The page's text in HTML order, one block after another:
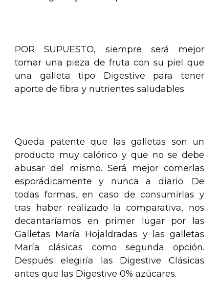
POR SUPUESTO, siempre será mejor
tomar una pieza de fruta con su piel que
una galleta tipo Digestive para tener
aporte de fibra y nutrientes saludables.
Queda patente que las galletas son un
producto muy calórico y que no se debe
abusar del mismo. Será mejor comerlas
esporádicamente y nunca a diario. De
todas formas, en caso de consumirlas y
tras haber realizado la comparativa, nos
decantaríamos en primer lugar por las
Galletas María Hojaldradas y las galletas
María clásicas como segunda opción.
Después elegiría las Digestive Clásicas
antes que las Digestive 0% azúcares.